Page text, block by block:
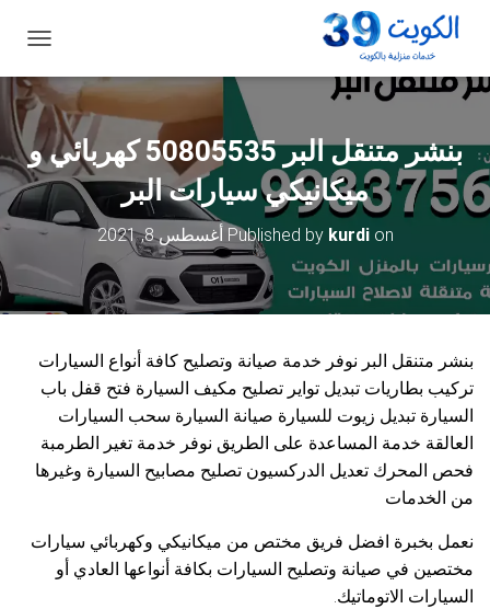
ب
د
ي
ل
ا
ل
ت
ن
بنشر متنقل البر 50805535‬ كهربائي و
ميكانيكي سيارات البر
Published by kurdion أغسطس 8, 2021
بنشر متنقل البر نوفر خدمة صيانة وتصليح كافة أنواع السيارات
تركيب بطاريات تبديل تواير تصليح مكيف السيارة فتح قفل باب
السيارة تبديل زيوت للسيارة صيانة السيارة سحب السيارات
العالقة خدمة المساعدة على الطريق نوفر خدمة تغير الطرمبة
فحص المحرك تعديل الدركسيون تصليح مصابيح السيارة وغيرها
من الخدمات
نعمل بخبرة افضل فريق مختص من ميكانيكي وكهربائي سيارات
مختصين في صيانة وتصليح السيارات بكافة أنواعها العادي أو
السيارات الاتوماتيك.